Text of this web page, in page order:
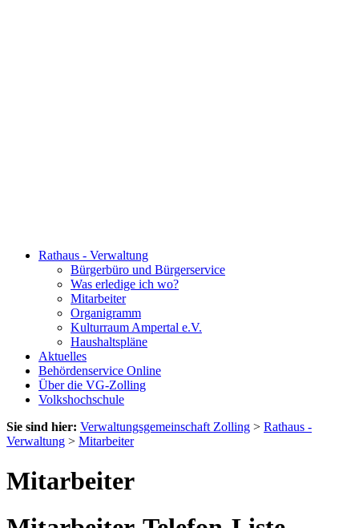
Rathaus - Verwaltung
Bürgerbüro und Bürgerservice
Was erledige ich wo?
Mitarbeiter
Organigramm
Kulturraum Ampertal e.V.
Haushaltspläne
Aktuelles
Behördenservice Online
Über die VG-Zolling
Volkshochschule
Sie sind hier: Verwaltungsgemeinschaft Zolling > Rathaus -
Verwaltung > Mitarbeiter
Mitarbeiter